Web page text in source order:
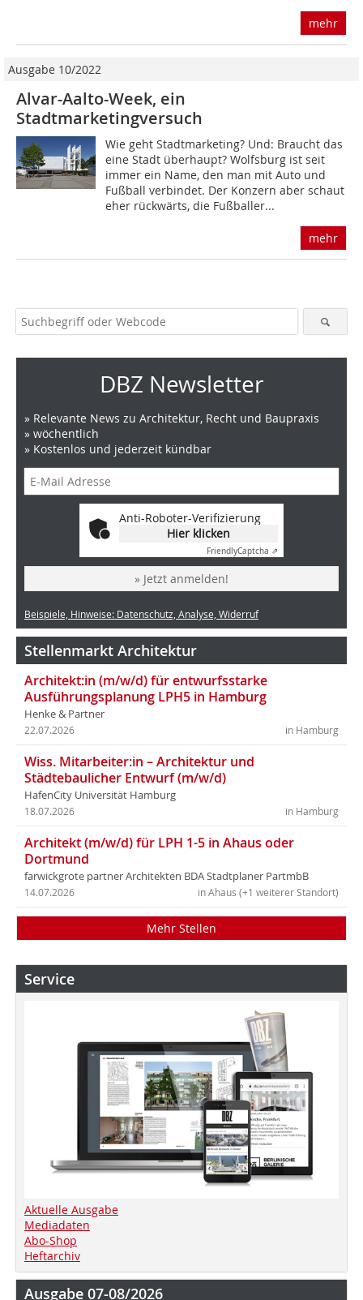
mehr
Ausgabe 10/2022
Alvar-Aalto-Week, ein
Stadtmarketingversuch
Wie geht Stadtmarketing? Und: Braucht das
eine Stadt überhaupt? Wolfsburg ist seit
immer ein Name, den man mit Auto und
Fußball verbindet. Der Konzern aber schaut
eher rückwärts, die Fußballer...
mehr
DBZ Newsletter
» Relevante News zu Architektur, Recht und Baupraxis
» wöchentlich
» Kostenlos und jederzeit kündbar
Anti-Roboter-Verifizierung
Hier klicken
FriendlyCaptcha ⇗
» Jetzt anmelden!
Beispiele, Hinweise: Datenschutz, Analyse, Widerruf
Stellenmarkt Architektur
Architekt:in (m/w/d) für entwurfsstarke
Ausführungsplanung LPH5 in Hamburg
Henke & Partner
in Hamburg
22.07.2026
Wiss. Mitarbeiter:in – Architektur und
Städtebaulicher Entwurf (m/w/d)
HafenCity Universität Hamburg
in Hamburg
18.07.2026
Architekt (m/w/d) für LPH 1-5 in Ahaus oder
Dortmund
farwickgrote partner Architekten BDA Stadtplaner PartmbB
in Ahaus (+1 weiterer Standort)
14.07.2026
Mehr Stellen
Service
Aktuelle Ausgabe
Mediadaten
Abo-Shop
Heftarchiv
Ausgabe 07-08/2026